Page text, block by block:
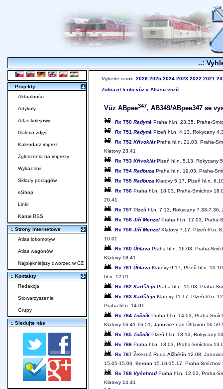
..:
Vyberte si rok: 2026 2025 2024 2023 2022 2021
Zobrazit tento vůz v Atlasu vozů
Vůz ABpee347, AB349/ABpee347 se
Rx 750 Radyně Praha hl.n. 23.35, Praha-
Rx 751 Radyně Plzeň hl.n. 4.13, Rokycany
Rx 752 KřivoklátPraha hl.n. 21.03, Praha-
Klatovy 23.41
Rx 753 KřivoklátPlzeň hl.n. 5.13, Rokycany
Rx 754 Radbuza Praha hl.n. 19.03, Praha-
Rx 755 Radbuza Klatovy 5.17, Plzeň hl.n.
Rx 756 Praha hl.n. 18.03, Praha-Smíchov
20.41
Rx 757 Plzeň hl.n. 7.13, Rokycany 7.33-
Rx 758 Jiří Menzel Praha hl.n. 17.03, Praha-
Rx 759 Jiří Menzel Klatovy 7.17, Plzeň hl.n.
10.01
Rx 760 Úhlava Praha hl.n. 16.03, Praha-
Klatovy 18.41
Rx 761 Úhlava Klatovy 9.17, Plzeň hl.n.
hl.n. 12.01
Rx 762 Karlštejn Praha hl.n. 15.03, Praha-
Rx 763 Karlštejn Klatovy 11.17, Plzeň hl.n.
Praha hl.n. 14.01
Rx 764 Točník Praha hl.n. 14.03, Praha-
Klatovy 16.41-16.51, Janovice nad Úhlavou
Rx 765 Točník Plzeň hl.n. 13.13, Rokycany
Rx 766 Praha hl.n. 13.03, Praha-Smíchov
Rx 767 Železná Ruda-Alžbětín 12.08,
15.05-15.06, Beroun 15.16-15.17, Praha-
Rx 768 VyšehradPraha hl.n. 12.03, Praha-
Klatovy 14.41
:. Projekty
Aktualności
Artykuły
Atlas kolejowy
Galeria zdjęć
Kalendarz imprez
Zgłoszenia na imprezy
Wykaz linii
Składy pociągów
eShop
Linki
Kanał RSS
:. Strony internetowe
Atlas lokomotyw
Atlas wagonów
Najpiękniejszy dworzec w CZ
:. Kontakty
Redakcja
Stowarzyszenie
Grupy
:. Sledujte nás